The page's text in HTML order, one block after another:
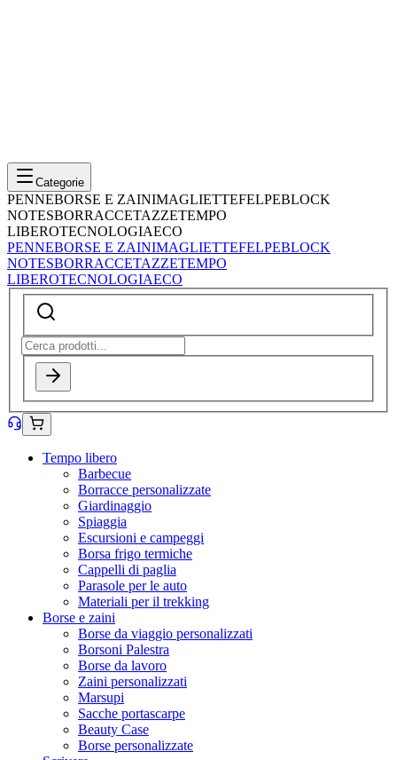
Categorie
PENNEBORSE E ZAINIMAGLIETTEFELPEBLOCK
NOTESBORRACCETAZZETEMPO
LIBEROTECNOLOGIAECO
PENNEBORSE E ZAINIMAGLIETTEFELPEBLOCK
NOTESBORRACCETAZZETEMPO
LIBEROTECNOLOGIAECO
Tempo libero
Barbecue
Borracce personalizzate
Giardinaggio
Spiaggia
Escursioni e campeggi
Borsa frigo termiche
Cappelli di paglia
Parasole per le auto
Materiali per il trekking
Borse e zaini
Borse da viaggio personalizzati
Borsoni Palestra
Borse da lavoro
Zaini personalizzati
Marsupi
Sacche portascarpe
Beauty Case
Borse personalizzate